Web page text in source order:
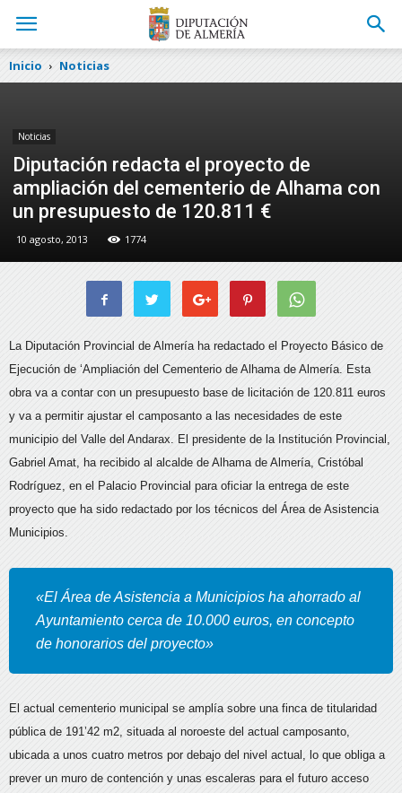
Inicio Noticias
Noticias
Diputación redacta el proyecto de
ampliación del cementerio de Alhama con
un presupuesto de 120.811 €
10 agosto, 2013 1774
La Diputación Provincial de Almería ha redactado el Proyecto Básico de
Ejecución de ‘Ampliación del Cementerio de Alhama de Almería. Esta
obra va a contar con un presupuesto base de licitación de 120.811 euros
y va a permitir ajustar el camposanto a las necesidades de este
municipio del Valle del Andarax. El presidente de la Institución Provincial,
Gabriel Amat, ha recibido al alcalde de Alhama de Almería, Cristóbal
Rodríguez, en el Palacio Provincial para oficiar la entrega de este
proyecto que ha sido redactado por los técnicos del Área de Asistencia
Municipios.
«El Área de Asistencia a Municipios ha ahorrado al
Ayuntamiento cerca de 10.000 euros, en concepto
de honorarios del proyecto»
El actual cementerio municipal se amplía sobre una finca de titularidad
pública de 191’42 m2, situada al noroeste del actual camposanto,
ubicada a unos cuatro metros por debajo del nivel actual, lo que obliga a
prever un muro de contención y unas escaleras para el futuro acceso